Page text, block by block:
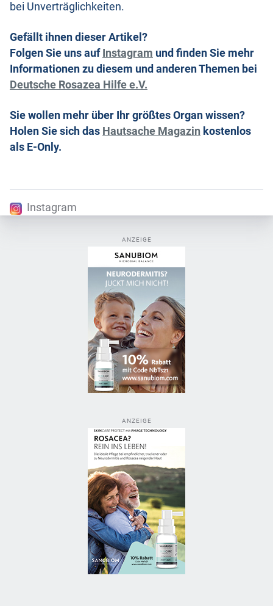
bei Unverträglichkeiten.
Gefällt ihnen dieser Artikel?
Folgen Sie uns auf Instagram und finden Sie mehr
Informationen zu diesem und anderen Themen bei
Deutsche Rosazea Hilfe e.V.
Sie wollen mehr über Ihr größtes Organ wissen?
Holen Sie sich das Hautsache Magazin kostenlos
als E-Only.
Instagram
ANZEIGE
ANZEIGE